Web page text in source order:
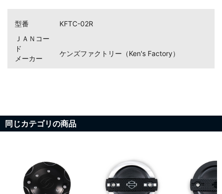
型番
KFTC-02R
ＪＡＮコー
ド
メーカー
ケンズファクトリー（Ken's Factory）
同じカテゴリの商品